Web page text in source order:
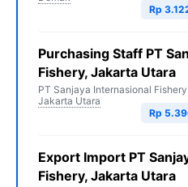
Rp
Purchasing Staff PT
Fishery, Jakarta Utara
PT Sanjaya Internasional Fishery
Jakarta Utara
Rp
Export Import PT
Fishery, Jakarta Utara